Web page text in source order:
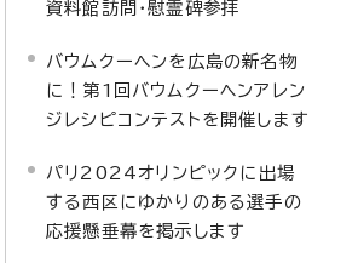
資料館訪問・慰霊碑参拝
バウムクーヘンを広島の新名物
に！第1回バウムクーヘンアレン
ジレシピコンテストを開催します
パリ2024オリンピックに出場
する西区にゆかりのある選手の
応援懸垂幕を掲示します